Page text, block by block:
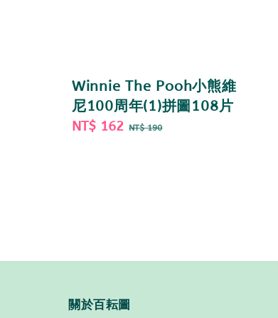
Winnie The Pooh小熊維
尼100周年(1)拼圖108片
Sale
NT$ 162 Regular
NT$ 190
關於百耘圖